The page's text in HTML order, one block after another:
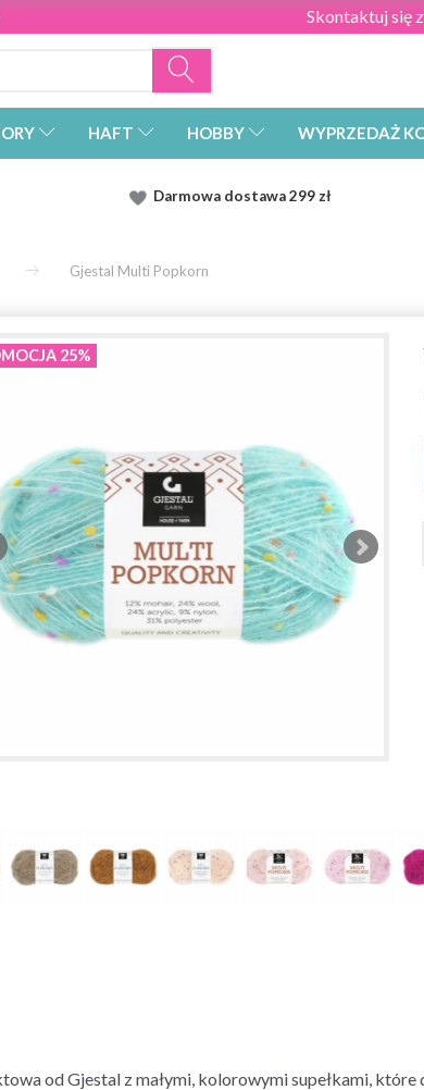
Skontaktuj się
HAFT HOBBY WYPRZEDAŻ
Darmowa dostawa299 zł
Gjestal Multi Popkorn
25%
od Gjestal z małymi, kolorowymi supełkami,